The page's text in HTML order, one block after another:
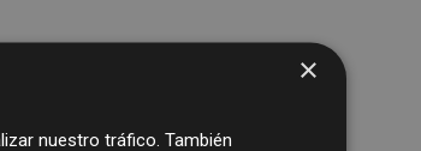
×
nuestro tráfico. También